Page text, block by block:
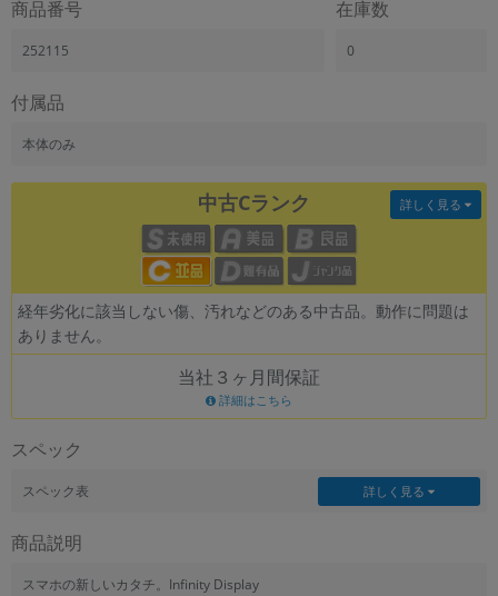
商品番号
252115
在庫数
0
付属品
本体のみ
中古Cランク
経年劣化に該当しない傷、汚れなどのある中古品。動作に問題は
ありません。
詳しく見る
当社３ヶ月間保証
詳細はこちら
スペック
スペック表 詳しく見る
商品説明
スマホの新しいカタチ。Infinity Display
ドライブ
ドライブの絞り込み
ランク
商品状態の絞り込み
メモリ
モニタサイズ
価格